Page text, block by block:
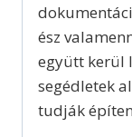
ész
együtt kerül
segédletek
tudják